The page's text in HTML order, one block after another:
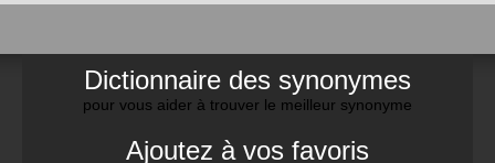
Dictionnaire des synonymes
pour vous aider à trouver le meilleur synonyme
Ajoutez à vos favoris